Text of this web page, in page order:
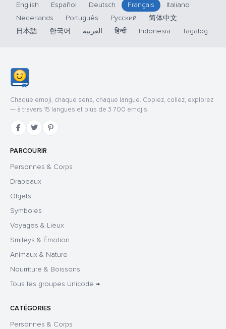
English Español Deutsch Français
Italiano
Nederlands
Português Русский
简体中文
日本語
한국어 العربية हिन्दी Indonesia Tagalog
Chaque emoji, chaque sens, chaque langue. Copiez, collez, explorez
— à travers 15 langues et plus de 3 700 emojis.
PARCOURIR
Personnes & Corps
Drapeaux
Objets
Symboles
Voyages & Lieux
Smileys & Émotion
Animaux & Nature
Nourriture & Boissons
Tous les groupes Unicode →
CATÉGORIES
Personnes & Corps